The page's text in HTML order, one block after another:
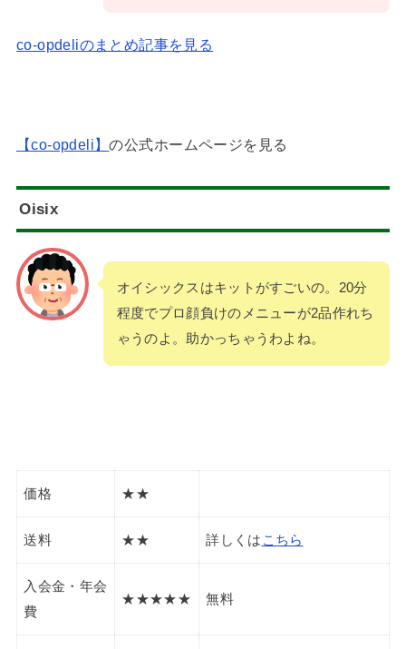
co-opdeliのまとめ記事を見る
【co-opdeli】の公式ホームページを見る
Oisix
オイシックスはキットがすごいの。20分
程度でプロ顔負けのメニューが2品作れち
ゃうのよ。助かっちゃうわよね。
価格 ★★
送料 ★★ 詳しくは こちら
入会金・年会
費
★★★★★ 無料